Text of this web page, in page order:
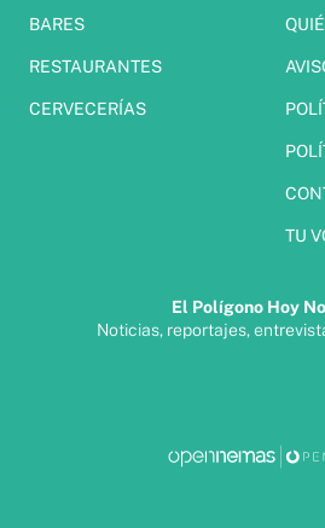
BARES
RESTAURANTES
CERVECERÍAS
TU
El Polígono Hoy
Noticias, reportajes,